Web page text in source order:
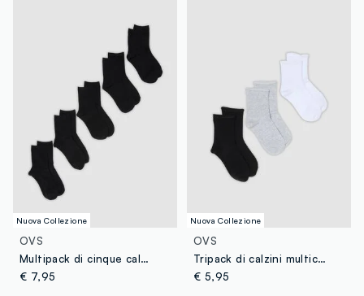
Nuova Collezione
OVS
Multipack di cinque calzini neri in cotone organico
€ 7,95
Nuova Collezione
OVS
Tripack di calzini multicolor in cotone organico
€ 5,95